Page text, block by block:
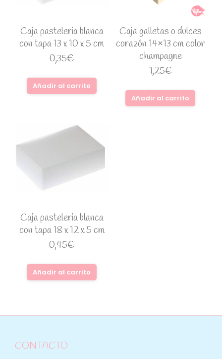
Caja pasteleria blanca
con tapa 13 x 10 x 5 cm
0,35€
Añadir al carrito
Caja galletas o dulces
corazón 14×13 cm color
champagne
1,25€
Añadir al carrito
Caja pasteleria blanca
con tapa 18 x 12 x 5 cm
0,45€
Añadir al carrito
CONTACTO